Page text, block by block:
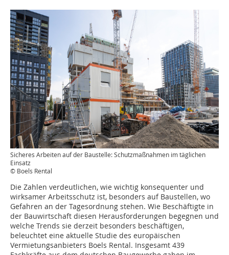
Sicheres Arbeiten auf der Baustelle: Schutzmaßnahmen im täglichen
Einsatz
© Boels Rental
Die Zahlen verdeutlichen, wie wichtig konsequenter und
wirksamer Arbeitsschutz ist, besonders auf Baustellen, wo
Gefahren an der Tagesordnung stehen. Wie Beschäftigte in
der Bauwirtschaft diesen Herausforderungen begegnen und
welche Trends sie derzeit besonders beschäftigen,
beleuchtet eine aktuelle Studie des europäischen
Vermietungsanbieters­ Boels­ Rental. Insgesamt 439